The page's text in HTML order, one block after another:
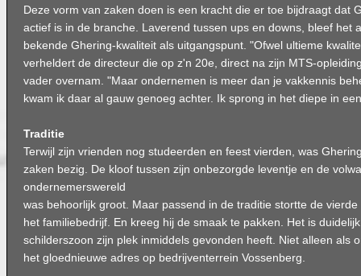
Deze vorm van zaken doen is een kracht die er toe bijdraagt dat
actief is in de branche. Laverend tussen ups en downs, bleef het
bekende Ghering-kwaliteit als uitgangspunt. "Ofwel ultieme
verheldert de directeur die op z'n 20e, direct na zijn MTS-
vader overnam. "Maar ondernemen is meer dan je vakkennis
kwam ik daar al gauw genoeg achter. Ik sprong in het diepe in
Traditie
Terwijl zijn vrienden nog studeerden en feest vierden, was
zaken bezig. De kloof tussen zijn onbezorgde leventje en de
ondernemerswereld
was behoorlijk groot. Maar passend in de traditie stortte de
het familiebedrijf. En kreeg hij de smaak te pakken. Het is
schilderszoon zijn plek inmiddels gevonden heeft. Niet alleen als
het gloednieuwe adres op bedrijventerrein Vossenberg.